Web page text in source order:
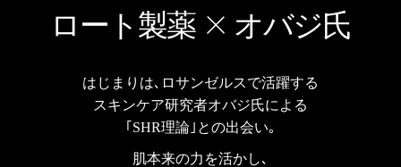
ロート製薬 オバジ氏
はじまりは､ロサンゼルスで活躍する
スキンケア研究者オバジ氏による
｢SHR理論｣との出会い｡
肌本来の力を活かし､